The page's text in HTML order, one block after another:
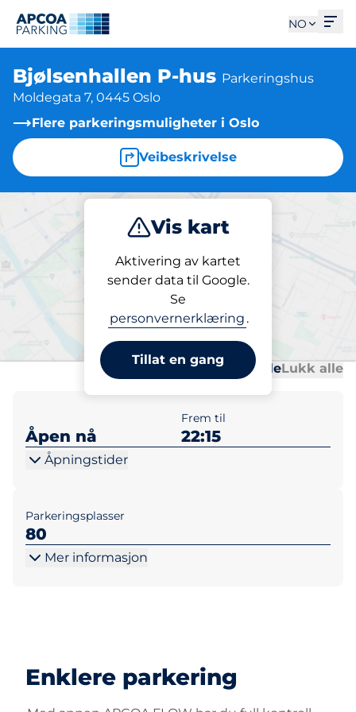
NO
Bjølsenhallen P-hus Parkeringshus
Moldegata 7, 0445 Oslo
Flere parkeringsmuligheter i Oslo
Veibeskrivelse
Vis kart
Aktivering av kartet
sender data til Google.
Se
personvernerklæring .
Tillat en gang
Parkering
Parkering
Bjølsenhallen P-hus
Åpne alleLukk alle
Åpen nå
Frem til
22:15
Åpningstider
Parkeringsplasser
80
Mer informasjon
Enklere parkering